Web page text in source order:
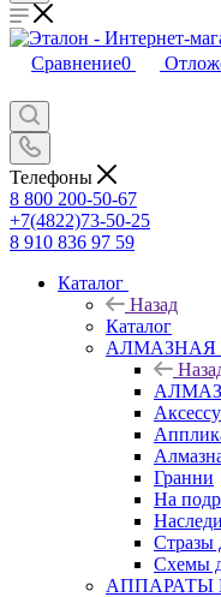
Сравнение0
Телефоны
8 800 200-50-67
+7(4822)73-50-25
8 910 836 97 59
Каталог
Назад
Каталог
АЛМАЗНАЯ
Гранни
На
Стразы
Схемы
АППАРАТЫ